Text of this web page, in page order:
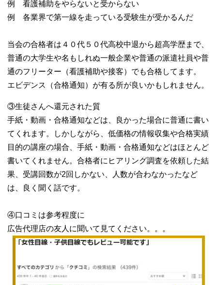
例 看護補助をやらないと受からない
例 各業界で第一線を走っている受験生が受かるんだ
当会の合格者は４０代５０代高校中退から超高学歴まで、
普通の大学生や名もしれぬ一般企業や普通の派遣社員や普
通のフリーター（看護補助や接客）でも合格してます。
エビデンス（合格通知）が有る所が良いかもしれません。
③生徒さんへ還元された質
手紙・動画・合格通知などは、良かった場合に普通に書い
てくれます。しかしながら、低価格の情報収集や合格実績
目的の講座の場合、手紙・動画・合格通知などはほとんど
書いてくれません。合格者にヒアリング調査を依頼した結
果、受講回数が2回しかない、人数が合わなかったなど
は、良く聞く話です。
④口コミは参考程度に
広告代理店の友人に聞いて見てください。。。